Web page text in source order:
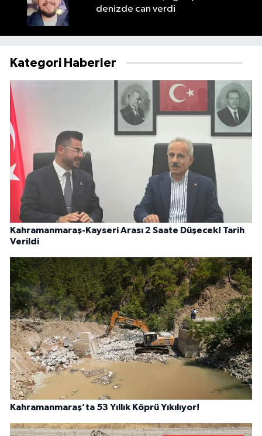
denizde can verdi
Kategori Haberler
Kahramanmaraş-Kayseri Arası 2 Saate Düşecek! Tarih
Verildi
Kahramanmaraş’ta 53 Yıllık Köprü Yıkılıyor!